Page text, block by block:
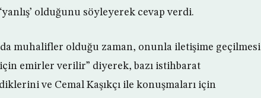
olduğunu söyleyerek cevap verdi.
muhalifler olduğu zaman, onunla iletişime geçilmesi
emirler verilir” diyerek, bazı istihbarat
ve Cemal Kaşıkçı ile konuşmaları için